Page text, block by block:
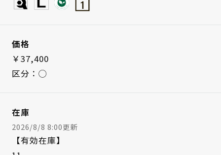
価格
￥37,400
区分：◯
在庫
2026/8/8 8:00更新
【有効在庫】